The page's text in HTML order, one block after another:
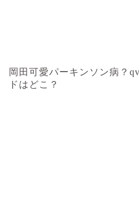
岡田可愛パーキンソン病？
ドはどこ？